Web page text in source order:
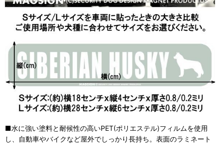
■水に強い塗料と耐候性の高いPET(ポリエステル)フィルムを使用
し、自動車やバイクなど屋外でしっかり長持ち。表面のラミネート